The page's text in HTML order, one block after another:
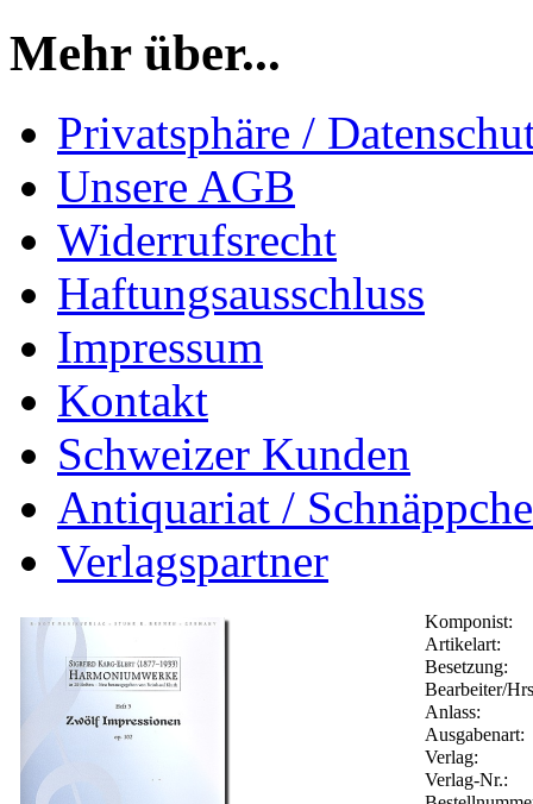
Mehr über...
Privatsphäre /
Unsere AGB
Widerrufsrecht
Haftungsausschluss
Impressum
Kontakt
Schweizer Kunden
Antiquariat /
Verlagspartner
Komponist:
Artikelart:
Besetzung:
Bearbeiter/
Anlass:
Ausgabenart:
Verlag:
Verlag-Nr.: